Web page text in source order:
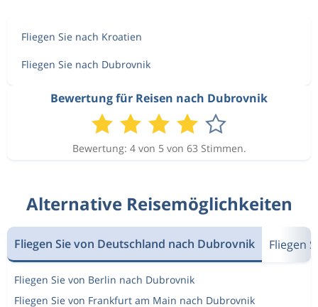
Fliegen Sie nach Kroatien
Fliegen Sie nach Dubrovnik
Bewertung für Reisen nach Dubrovnik
Bewertung: 4 von 5 von 63 Stimmen.
Alternative Reisemöglichkeiten
Fliegen Sie von Deutschland nach Dubrovnik Fliegen
Fliegen Sie von Berlin nach Dubrovnik
Fliegen Sie von Frankfurt am Main nach Dubrovnik